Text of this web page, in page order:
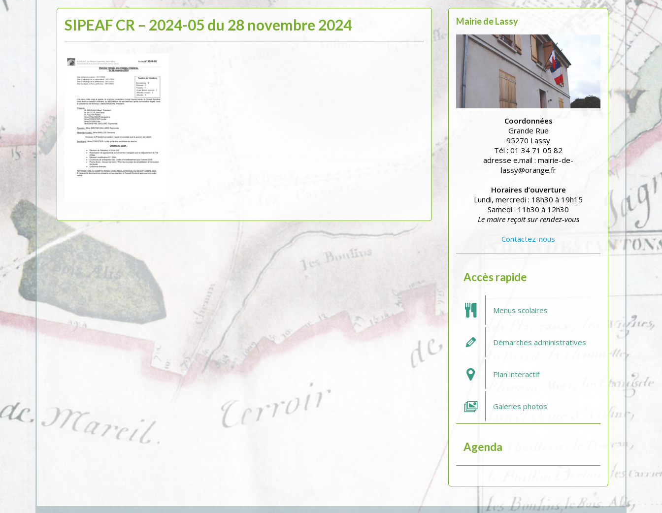
SIPEAF CR – 2024-05 du 28 novembre 2024 Mairie de Lassy
Coordonnées
Grande Rue
95270 Lassy
Tél : 01 34 71 05 82
adresse e.mail : mairie-de-
lassy@orange.fr
Horaires d’ouverture
Lundi, mercredi : 18h30 à 19h15
Samedi : 11h30 à 12h30
Le maire reçoit sur rendez-vous
Contactez-nous
Accès rapide
Menus scolaires
Démarches administratives
Plan interactif
Galeries photos
Agenda